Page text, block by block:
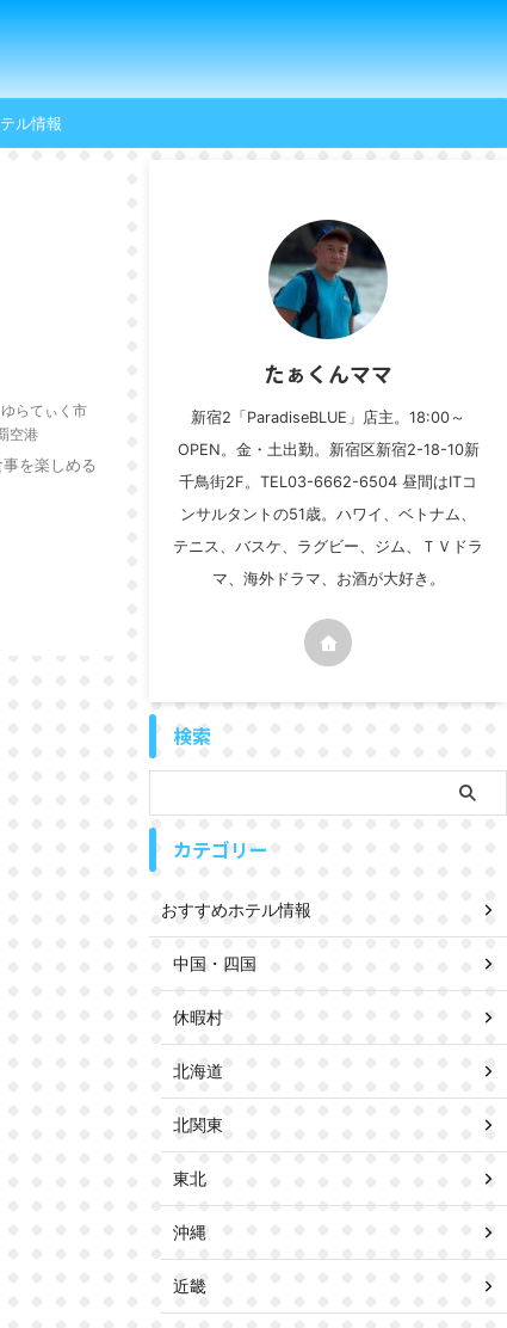
ル情報
ゆらてぃく市
空港
を楽しめる
たぁくんママ
新宿2「ParadiseBLUE」店主。18:00～
OPEN。金・土出勤。新宿区新宿2-18-10新
千鳥街2F。TEL03-6662-6504 昼間はITコ
ンサルタントの51歳。ハワイ、ベトナム、
テニス、バスケ、ラグビー、ジム、ＴＶドラ
マ、海外ドラマ、お酒が大好き。
検索
カテゴリー
おすすめホテル情報
中国・四国
休暇村
北海道
北関東
東北
沖縄
近畿